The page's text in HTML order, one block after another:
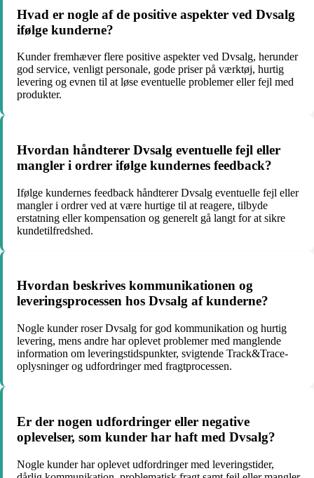
Hvad er nogle af de positive aspekter ved Dvsalg
ifølge kunderne?
Kunder fremhæver flere positive aspekter ved Dvsalg, herunder
god service, venligt personale, gode priser på værktøj, hurtig
levering og evnen til at løse eventuelle problemer eller fejl med
produkter.
Hvordan håndterer Dvsalg eventuelle fejl eller
mangler i ordrer ifølge kundernes feedback?
Ifølge kundernes feedback håndterer Dvsalg eventuelle fejl eller
mangler i ordrer ved at være hurtige til at reagere, tilbyde
erstatning eller kompensation og generelt gå langt for at sikre
kundetilfredshed.
Hvordan beskrives kommunikationen og
leveringsprocessen hos Dvsalg af kunderne?
Nogle kunder roser Dvsalg for god kommunikation og hurtig
levering, mens andre har oplevet problemer med manglende
information om leveringstidspunkter, svigtende Track&Trace-
oplysninger og udfordringer med fragtprocessen.
Er der nogen udfordringer eller negative
oplevelser, som kunder har haft med Dvsalg?
Nogle kunder har oplevet udfordringer med leveringstider,